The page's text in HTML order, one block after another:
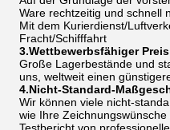
Ware rechtzeitig und schnell
Mit dem Kurierdienst/
Fracht/Schifffahrt
3.Wettbewerbsfähiger Preis
Große Lagerbestände und
uns, weltweit einen
4.Nicht-Standard-
Wir können viele nicht-
wie Ihre